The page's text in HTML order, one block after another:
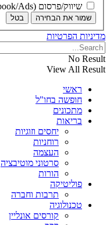
שיווק/פרסום (Facebook/Ads)
שמור את הבחירה בטל
מדיניות הפרטיות
No Result
View All Result
ראשי
חופשה בחו"ל
מתכונים
בריאות
יחסים וזוגיות
רוחניות
העצמה
סרטוני מוטיבציה
הורות
פוליטיקה
תרבות וחברה
טכנולוגיה
קורסים אונליין